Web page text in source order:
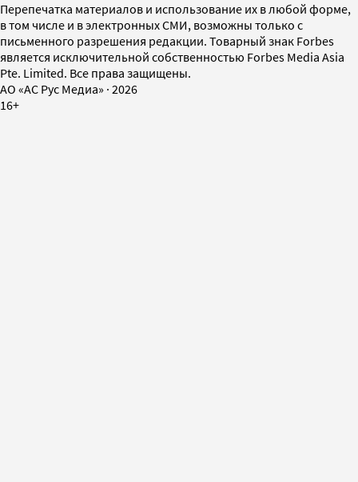
Перепечатка материалов и использование их в любой форме,
в том числе и в электронных СМИ, возможны только с
письменного разрешения редакции. Товарный знак Forbes
является исключительной собственностью Forbes Media Asia
Pte. Limited. Все права защищены.
AO «АС Рус Медиа» · 2026
16+